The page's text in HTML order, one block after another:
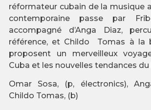
réformateur cubain de la musique
contemporaine passe par
accompagné d’Anga Diaz,
référence, et Childo Tomas à la
proposent un merveilleux
Cuba et les nouvelles tendances du
Omar Sosa, (p, électronics),
Childo Tomas, (b)